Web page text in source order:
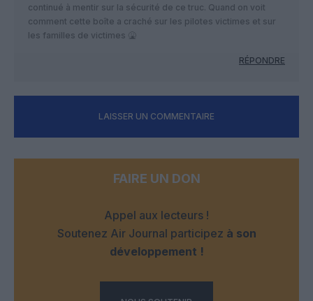
continué à mentir sur la sécurité de ce truc. Quand on voit
comment cette boîte a craché sur les pilotes victimes et sur
les familles de victimes 🤮
RÉPONDRE
LAISSER UN COMMENTAIRE
FAIRE UN DON
Appel aux lecteurs !
Soutenez Air Journal participez à son
développement !